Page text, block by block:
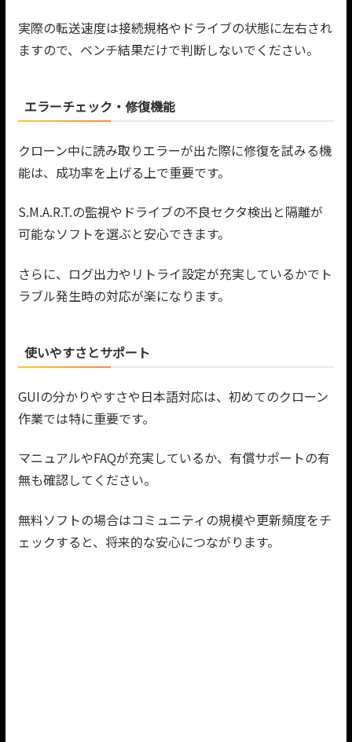
実際の転送速度は接続規格やドライブの状態に左右され
ますので、ベンチ結果だけで判断しないでください。
エラーチェック・修復機能
クローン中に読み取りエラーが出た際に修復を試みる機
能は、成功率を上げる上で重要です。
S.M.A.R.T.の監視やドライブの不良セクタ検出と隔離が
可能なソフトを選ぶと安心できます。
さらに、ログ出力やリトライ設定が充実しているかでト
ラブル発生時の対応が楽になります。
使いやすさとサポート
GUIの分かりやすさや日本語対応は、初めてのクローン
作業では特に重要です。
マニュアルやFAQが充実しているか、有償サポートの有
無も確認してください。
無料ソフトの場合はコミュニティの規模や更新頻度をチ
ェックすると、将来的な安心につながります。